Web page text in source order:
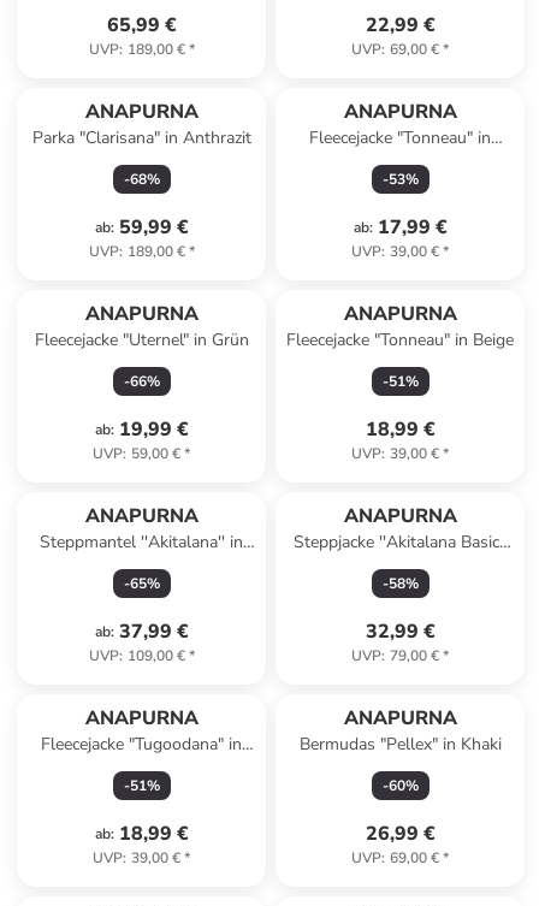
65,99 €
UVP: 189,00 €*
22,99 €
UVP: 69,00 €*
ANAPURNA
Parka "Clarisana" in Anthrazit
-68%
ab: 59,99 €
UVP: 189,00 €*
ANAPURNA
Fleecejacke "Tonneau" in
Schwarz
-53%
ab: 17,99 €
UVP: 39,00 €*
ANAPURNA
Fleecejacke "Uternel" in Grün
-66%
ab: 19,99 €
UVP: 59,00 €*
ANAPURNA
Fleecejacke "Tonneau" in Beige
-51%
18,99 €
UVP: 39,00 €*
ANAPURNA
Steppmantel ''Akitalana'' in
Grau
-65%
ab: 37,99 €
UVP: 109,00 €*
ANAPURNA
Steppjacke ''Akitalana Basic''
in Dunkelblau
-58%
32,99 €
UVP: 79,00 €*
ANAPURNA
Fleecejacke "Tugoodana" in
Lila
-51%
ab: 18,99 €
UVP: 39,00 €*
ANAPURNA
Bermudas "Pellex" in Khaki
-60%
26,99 €
UVP: 69,00 €*